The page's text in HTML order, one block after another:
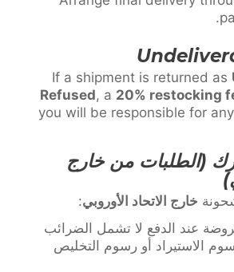
If a shipment is returned as
Refused, a 20% restocking
you will be responsible for
(الطلبات من خارج
خارج الاتحاد الأوروبي:
عند الدفع لا تشمل الضرائب
الاستيراد أو رسوم التخليص